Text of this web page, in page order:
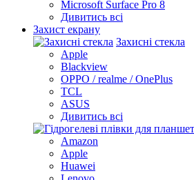
Microsoft Surface Pro 8
Дивитись всі
Захист екрану
Захисні стекла
Apple
Blackview
OPPO / realme / OnePlus
TCL
ASUS
Дивитись всі
Amazon
Apple
Huawei